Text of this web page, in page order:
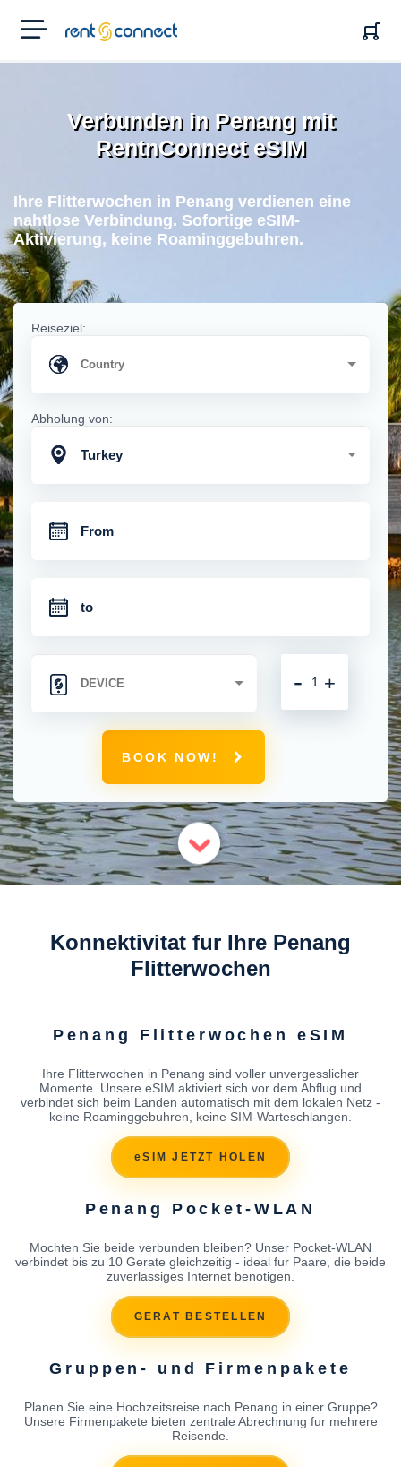
RENT'N
CONNECT
Verbunden in Penang mit
RentnConnect eSIM
Ihre Flitterwochen in Penang verdienen eine
nahtlose Verbindung. Sofortige eSIM-
Aktivierung, keine Roaminggebuhren.
Reiseziel:
Abholung von:
Turkey
+
-
BOOK NOW!
Konnektivitat fur Ihre Penang
Flitterwochen
Penang Flitterwochen eSIM
Ihre Flitterwochen in Penang sind voller unvergesslicher
Momente. Unsere eSIM aktiviert sich vor dem Abflug und
verbindet sich beim Landen automatisch mit dem lokalen Netz -
keine Roaminggebuhren, keine SIM-Warteschlangen.
eSIM JETZT HOLEN
Penang Pocket-WLAN
Mochten Sie beide verbunden bleiben? Unser Pocket-WLAN
verbindet bis zu 10 Gerate gleichzeitig - ideal fur Paare, die beide
zuverlassiges Internet benotigen.
GERAT BESTELLEN
Gruppen- und Firmenpakete
Planen Sie eine Hochzeitsreise nach Penang in einer Gruppe?
Unsere Firmenpakete bieten zentrale Abrechnung fur mehrere
Reisende.